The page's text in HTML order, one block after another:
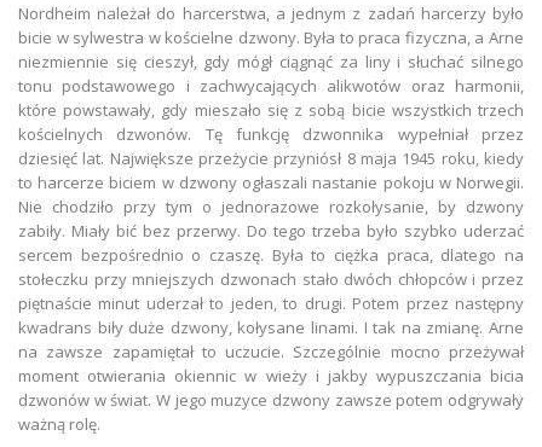
Nordheim należał do harcerstwa, a jednym z zadań harcerzy było
bicie w sylwestra w kościelne dzwony. Była to praca fizyczna, a Arne
niezmiennie się cieszył, gdy mógł ciągnąć za liny i słuchać silnego
tonu podstawowego i zachwycających alikwotów oraz harmonii,
które powstawały, gdy mieszało się z sobą bicie wszystkich trzech
kościelnych dzwonów. Tę funkcję dzwonnika wypełniał przez
dziesięć lat. Największe przeżycie przyniósł 8 maja 1945 roku, kiedy
to harcerze biciem w dzwony ogłaszali nastanie pokoju w Norwegii.
Nie chodziło przy tym o jednorazowe rozkołysanie, by dzwony
zabiły. Miały bić bez przerwy. Do tego trzeba było szybko uderzać
sercem bezpośrednio o czaszę. Była to ciężka praca, dlatego na
stołeczku przy mniejszych dzwonach stało dwóch chłopców i przez
piętnaście minut uderzał to jeden, to drugi. Potem przez następny
kwadrans biły duże dzwony, kołysane linami. I tak na zmianę. Arne
na zawsze zapamiętał to uczucie. Szczególnie mocno przeżywał
moment otwierania okiennic w wieży i jakby wypuszczania bicia
dzwonów w świat. W jego muzyce dzwony zawsze potem odgrywały
ważną rolę.